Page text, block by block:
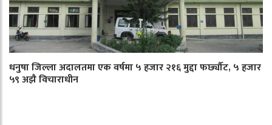
धनुषा जिल्ला अदालतमा एक वर्षमा ५ हजार २१६ मुद्दा फर्छ्यौट, ५ हजार
५९ अझै विचाराधीन